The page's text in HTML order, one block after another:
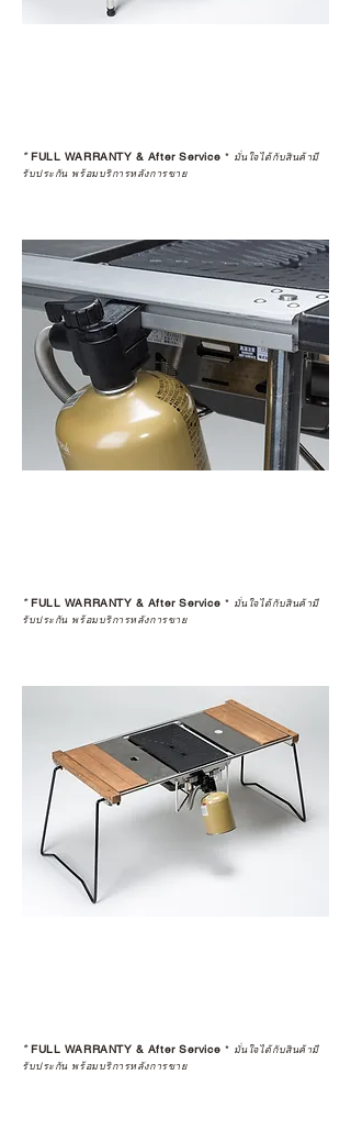
*FULL WARRANTY & After Service * มั่นใจได้กับสินค้ามี
รับประกัน พร้อมบริการหลังการขาย
*FULL WARRANTY & After Service * มั่นใจได้กับสินค้ามี
รับประกัน พร้อมบริการหลังการขาย
*FULL WARRANTY & After Service * มั่นใจได้กับสินค้ามี
รับประกัน พร้อมบริการหลังการขาย